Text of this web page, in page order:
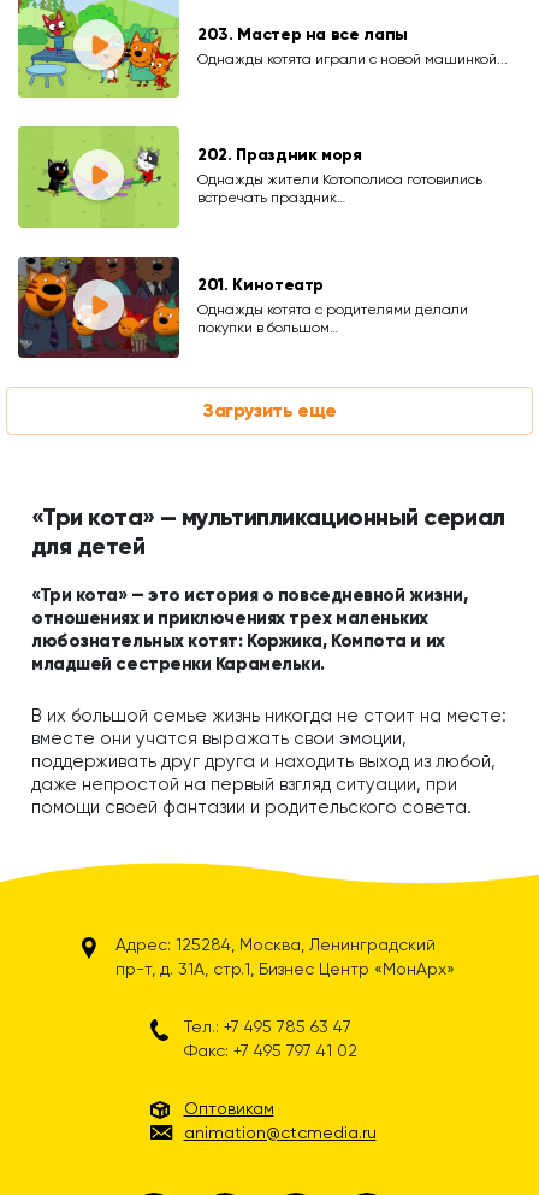
203. Мастер на все лапы
Однажды котята играли с новой машинкой...
202. Праздник моря
Однажды жители Котополиса готовились
встречать праздник…
201. Кинотеатр
Однажды котята с родителями делали
покупки в большом…
Загрузить еще
«Три кота» — мультипликационный сериал
для детей
«Три кота» — это история о повседневной жизни,
отношениях и приключениях трех маленьких
любознательных котят: Коржика, Компота и их
младшей сестренки Карамельки.
В их большой семье жизнь никогда не стоит на месте:
вместе они учатся выражать свои эмоции,
поддерживать друг друга и находить выход из любой,
даже непростой на первый взгляд ситуации, при
помощи своей фантазии и родительского совета.
Адрес: 125284, Москва, Ленинградский
пр-т, д. 31А, стр.1, Бизнес Центр «МонАрх»
Тел.: +7 495 785 63 47
Факс: +7 495 797 41 02
Оптовикам
animation@ctcmedia.ru